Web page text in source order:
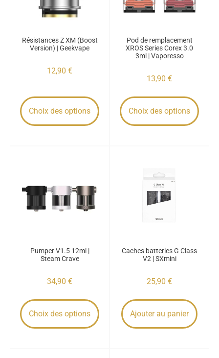
Résistances Z XM (Boost
Version) | Geekvape
12,90 €
Choix des options
Pod de remplacement
XROS Series Corex 3.0
3ml | Vaporesso
13,90 €
Choix des options
Pumper V1.5 12ml |
Steam Crave
34,90 €
Choix des options
Caches batteries G Class
V2 | SXmini
25,90 €
Ajouter au panier